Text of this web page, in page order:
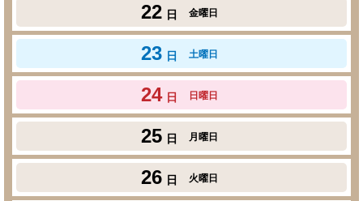
22 日 金曜日
23 日 土曜日
24 日 日曜日
25 日 月曜日
26 日 火曜日